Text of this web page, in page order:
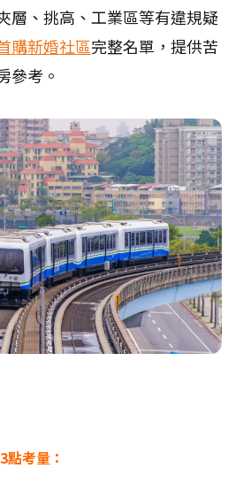
層、挑高、工業區等有違規疑
購新婚社區完整名單，提供苦
參考。
考量：